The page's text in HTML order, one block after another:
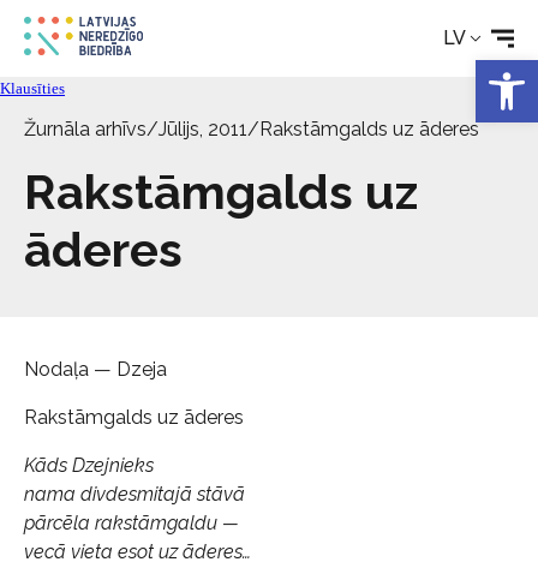
LV
Tehniskie palīglīdzekļi
Aktualitātes
Pakalpojumi
Kontakti
Klausīties
Žurnāla arhīvs/Jūlijs, 2011/Rakstāmgalds uz āderes
Rakstāmgalds uz
āderes
Nodaļa — Dzeja
Rakstāmgalds uz āderes
Kāds Dzejnieks
nama divdesmitajā stāvā
pārcēla rakstāmgaldu —
vecā vieta esot uz āderes…